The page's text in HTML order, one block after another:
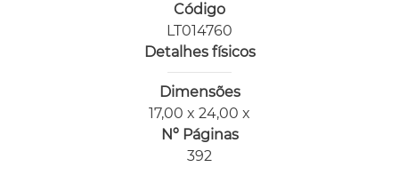
Código
LT014760
Detalhes físicos
Dimensões
17,00 x 24,00 x
Nº Páginas
392